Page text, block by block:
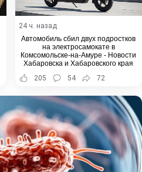
24 ч. назад
Автомобиль сбил двух подростков
на электросамокате в
Комсомольске-на-Амуре - Новости
Хабаровска и Хабаровского края
205
54 72